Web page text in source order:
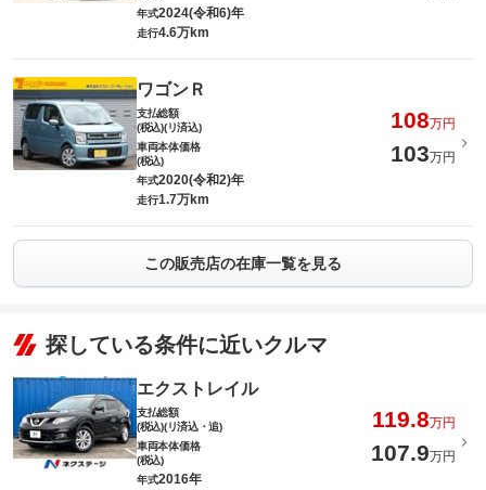
年式2024(令和6)年
走行4.6万km
ワゴンＲ
支払総額
(税込)(リ済込)
108万円
車両本体価格
(税込)
103万円
年式2020(令和2)年
走行1.7万km
この販売店の在庫一覧を見る
探している条件に近いクルマ
エクストレイル
支払総額
(税込)(リ済込・追)
119.8万円
車両本体価格
(税込)
107.9万円
年式2016年